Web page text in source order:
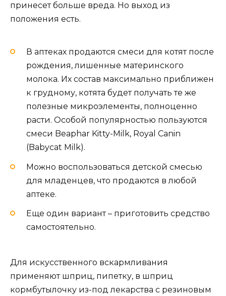
принесет больше вреда. Но выход из
положения есть.
В аптеках продаются смеси для котят после
рождения, лишенные материнского
молока. Их состав максимально приближен
к грудному, котята будет получать те же
полезные микроэлементы, полноценно
расти. Особой популярностью пользуются
смеси Beaphar Kitty-Milk, Royal Canin
(Babycat Milk).
Можно воспользоваться детской смесью
для младенцев, что продаются в любой
аптеке.
Еще один вариант – приготовить средство
самостоятельно.
Для искусственного вскармливания
применяют шприц, пипетку, в шприц
кормбутылочку из-под лекарства с резиновым